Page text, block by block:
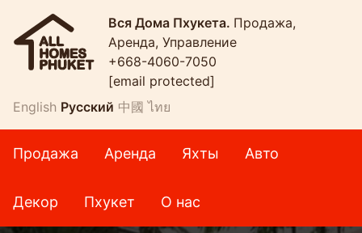
Вся Дома Пхукета. Продажа,
Аренда, Управление
+668-4060-7050
[email protected]
English Русский 中國 ไทย
Продажа Аренда Яхты Авто
Декор Пхукет О нас